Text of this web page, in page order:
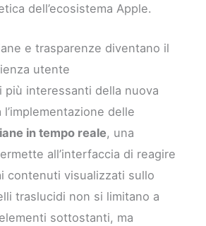
dell’ecosistema Apple.
e trasparenze diventano il
utente
più interessanti della nuova
l’implementazione delle
in tempo reale, una
all’interfaccia di reagire
contenuti visualizzati sullo
traslucidi non si limitano a
sottostanti, ma